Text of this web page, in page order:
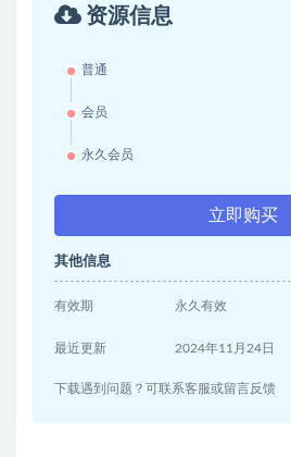
资源信息
普通
会员
永久会员
立即购买
其他信息
有效期 永久有效
最近更新 2024年11月24日
下载遇到问题？可联系客服或留言反馈